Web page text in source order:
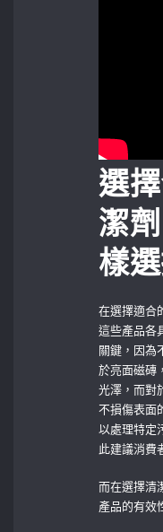
選
潔
樣
在選擇適合
這些產品各
關鍵，因為
於亮面磁磚
光澤，而對
不損傷表面
以處理特定
此建議消費
而在選擇清
產品的有效